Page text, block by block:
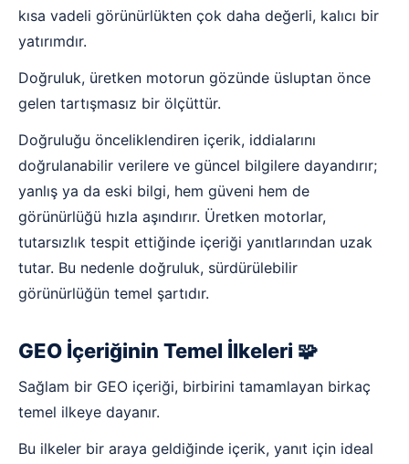
kısa vadeli görünürlükten çok daha değerli, kalıcı bir
yatırımdır.
Doğruluk, üretken motorun gözünde üsluptan önce
gelen tartışmasız bir ölçüttür.
Doğruluğu önceliklendiren içerik, iddialarını
doğrulanabilir verilere ve güncel bilgilere dayandırır;
yanlış ya da eski bilgi, hem güveni hem de
görünürlüğü hızla aşındırır. Üretken motorlar,
tutarsızlık tespit ettiğinde içeriği yanıtlarından uzak
tutar. Bu nedenle doğruluk, sürdürülebilir
görünürlüğün temel şartıdır.
GEO İçeriğinin Temel İlkeleri 🧩
Sağlam bir GEO içeriği, birbirini tamamlayan birkaç
temel ilkeye dayanır.
Bu ilkeler bir araya geldiğinde içerik, yanıt için ideal